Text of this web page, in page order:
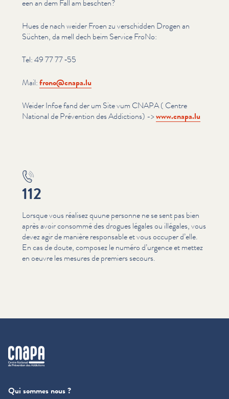
een an dem Fall am beschten?
Hues de nach weider Froen zu verschidden Drogen an
Süchten, da mell dech beim Service FroNo:
Tel: 49 77 77 ‑55
Mail:frono@​cnapa.​lu
Weider Infoe fand der um Site vum CNAPA ( Centre
National de Prévention des Addictions) ->www​.cnapa​.lu
112
Lorsque vous réalisez quune personne ne se sent pas bien
après avoir consommé des drogues légales ou illégales, vous
devez agir de manière responsable et vous occuper d’elle.
En cas de doute, composez le numéro d’urgence et mettez
en oeuvre les mesures de premiers secours.
cnapa
Qui sommes nous ?